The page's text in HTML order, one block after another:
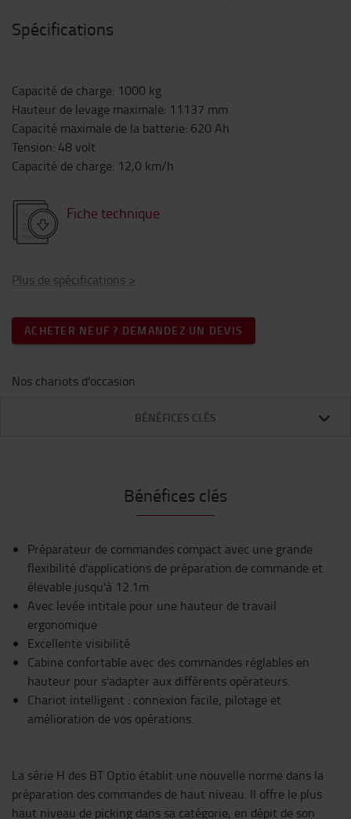
Spécifications
Capacité de charge: 1000 kg
Hauteur de levage maximale: 11137 mm
Capacité maximale de la batterie: 620 Ah
Tension: 48 volt
Capacité de charge: 12,0 km/h
Fiche technique
Plus de spécifications >
ACHETER NEUF ? DEMANDEZ UN DEVIS
Nos chariots d'occasion
BÉNÉFICES CLÉS
Bénéfices clés
Préparateur de commandes compact avec une grande
flexibilité d'applications de préparation de commande et
élevable jusqu'à 12.1m
Avec levée intitale pour une hauteur de travail
ergonomique
Excellente visibilité
Cabine confortable avec des commandes réglables en
hauteur pour s'adapter aux différents opérateurs.
Chariot intelligent : connexion facile, pilotage et
amélioration de vos opérations.
La série H des BT Optio établit une nouvelle norme dans la
préparation des commandes de haut niveau. Il offre le plus
haut niveau de picking dans sa catégorie, en dépit de son